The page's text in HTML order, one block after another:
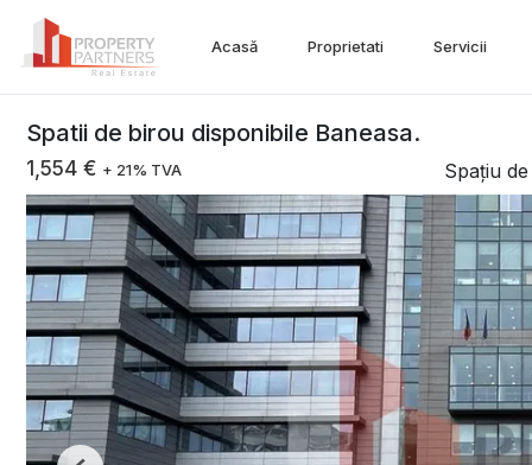
Acasă Proprietati Servicii
Spatii de birou disponibile Baneasa.
1,554 € + 21% TVA Spațiu